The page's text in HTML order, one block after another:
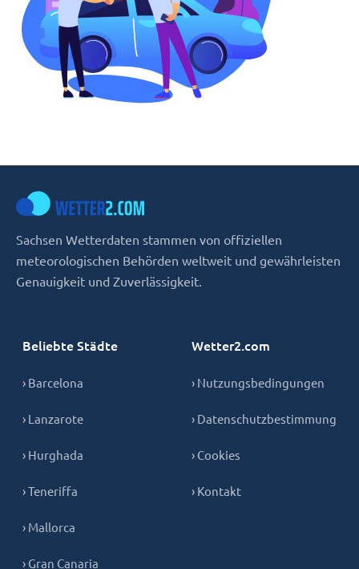
Sachsen Wetterdaten stammen von offiziellen
meteorologischen Behörden weltweit und gewährleisten
Genauigkeit und Zuverlässigkeit.
Beliebte Städte
› Barcelona
› Lanzarote
› Hurghada
› Teneriffa
› Mallorca
› Gran Canaria
Wetter2.com
› Nutzungsbedingungen
› Datenschutzbestimmung
› Cookies
› Kontakt